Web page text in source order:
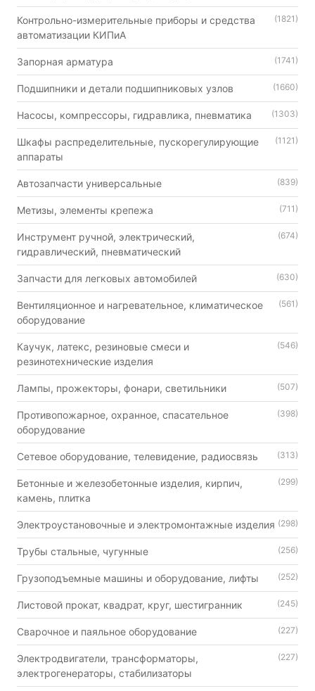
Контрольно-измерительные приборы и средства
автоматизации КИПиА
(1821)
Запорная арматура (1741)
Подшипники и детали подшипниковых узлов (1660)
Насосы, компрессоры, гидравлика, пневматика (1303)
Шкафы распределительные, пускорегулирующие
аппараты
(1121)
Автозапчасти универсальные (839)
Метизы, элементы крепежа (711)
Инструмент ручной, электрический,
гидравлический, пневматический
(674)
Запчасти для легковых автомобилей (630)
Вентиляционное и нагревательное, климатическое
оборудование
(561)
Каучук, латекс, резиновые смеси и
резинотехнические изделия
(546)
Лампы, прожекторы, фонари, светильники (507)
Противопожарное, охранное, спасательное
оборудование
(398)
Сетевое оборудование, телевидение, радиосвязь (313)
Бетонные и железобетонные изделия, кирпич,
камень, плитка
(299)
Электроустановочные и электромонтажные изделия (298)
Трубы стальные, чугунные (256)
Грузоподъемные машины и оборудование, лифты (252)
Листовой прокат, квадрат, круг, шестигранник (245)
Сварочное и паяльное оборудование (227)
Электродвигатели, трансформаторы,
электрогенераторы, стабилизаторы
(227)